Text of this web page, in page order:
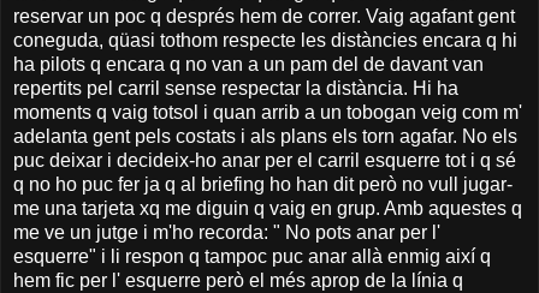
reservar un poc q després hem de correr. Vaig agafant gent
coneguda, qüasi tothom respecte les distàncies encara q hi
ha pilots q encara q no van a un pam del de davant van
repertits pel carril sense respectar la distància. Hi ha
moments q vaig totsol i quan arrib a un tobogan veig com m'
adelanta gent pels costats i als plans els torn agafar. No els
puc deixar i decideix-ho anar per el carril esquerre tot i q sé
q no ho puc fer ja q al briefing ho han dit però no vull jugar-
me una tarjeta xq me diguin q vaig en grup. Amb aquestes q
me ve un jutge i m'ho recorda: " No pots anar per l'
esquerre" i li respon q tampoc puc anar allà enmig així q
hem fic per l' esquerre però el més aprop de la línia q